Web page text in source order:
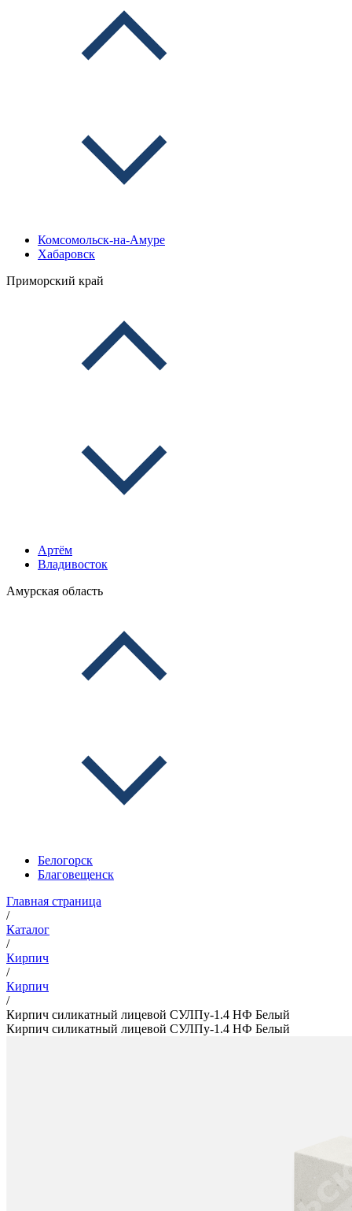
Комсомольск-на-Амуре
Хабаровск
Приморский край
Артём
Владивосток
Амурская область
Белогорск
Благовещенск
Главная страница
/
Каталог
/
Кирпич
/
Кирпич
/
Кирпич силикатный лицевой СУЛПу-1.4 НФ Белый
Кирпич силикатный лицевой СУЛПу-1.4 НФ Белый